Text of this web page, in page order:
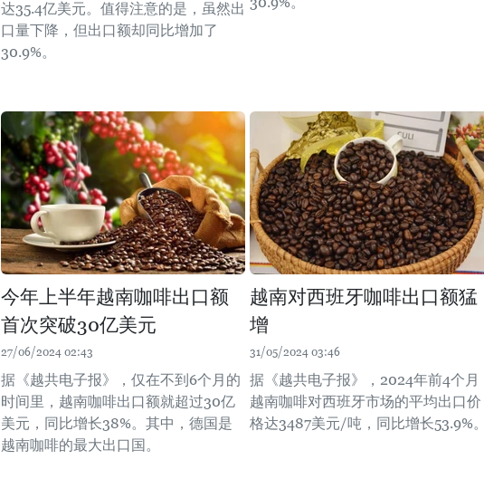
达35.4亿美元。值得注意的是，虽然出
口量下降，但出口额却同比增加了
30.9%。
今年上半年越南咖啡出口额
首次突破30亿美元
27/06/2024 02:43
据《越共电子报》，仅在不到6个月的
时间里，越南咖啡出口额就超过30亿
美元，同比增长38%。其中，德国是
越南咖啡的最大出口国。
越南对西班牙咖啡出口额猛
增
31/05/2024 03:46
据《越共电子报》，2024年前4个月
越南咖啡对西班牙市场的平均出口价
格达3487美元/吨，同比增长53.9%